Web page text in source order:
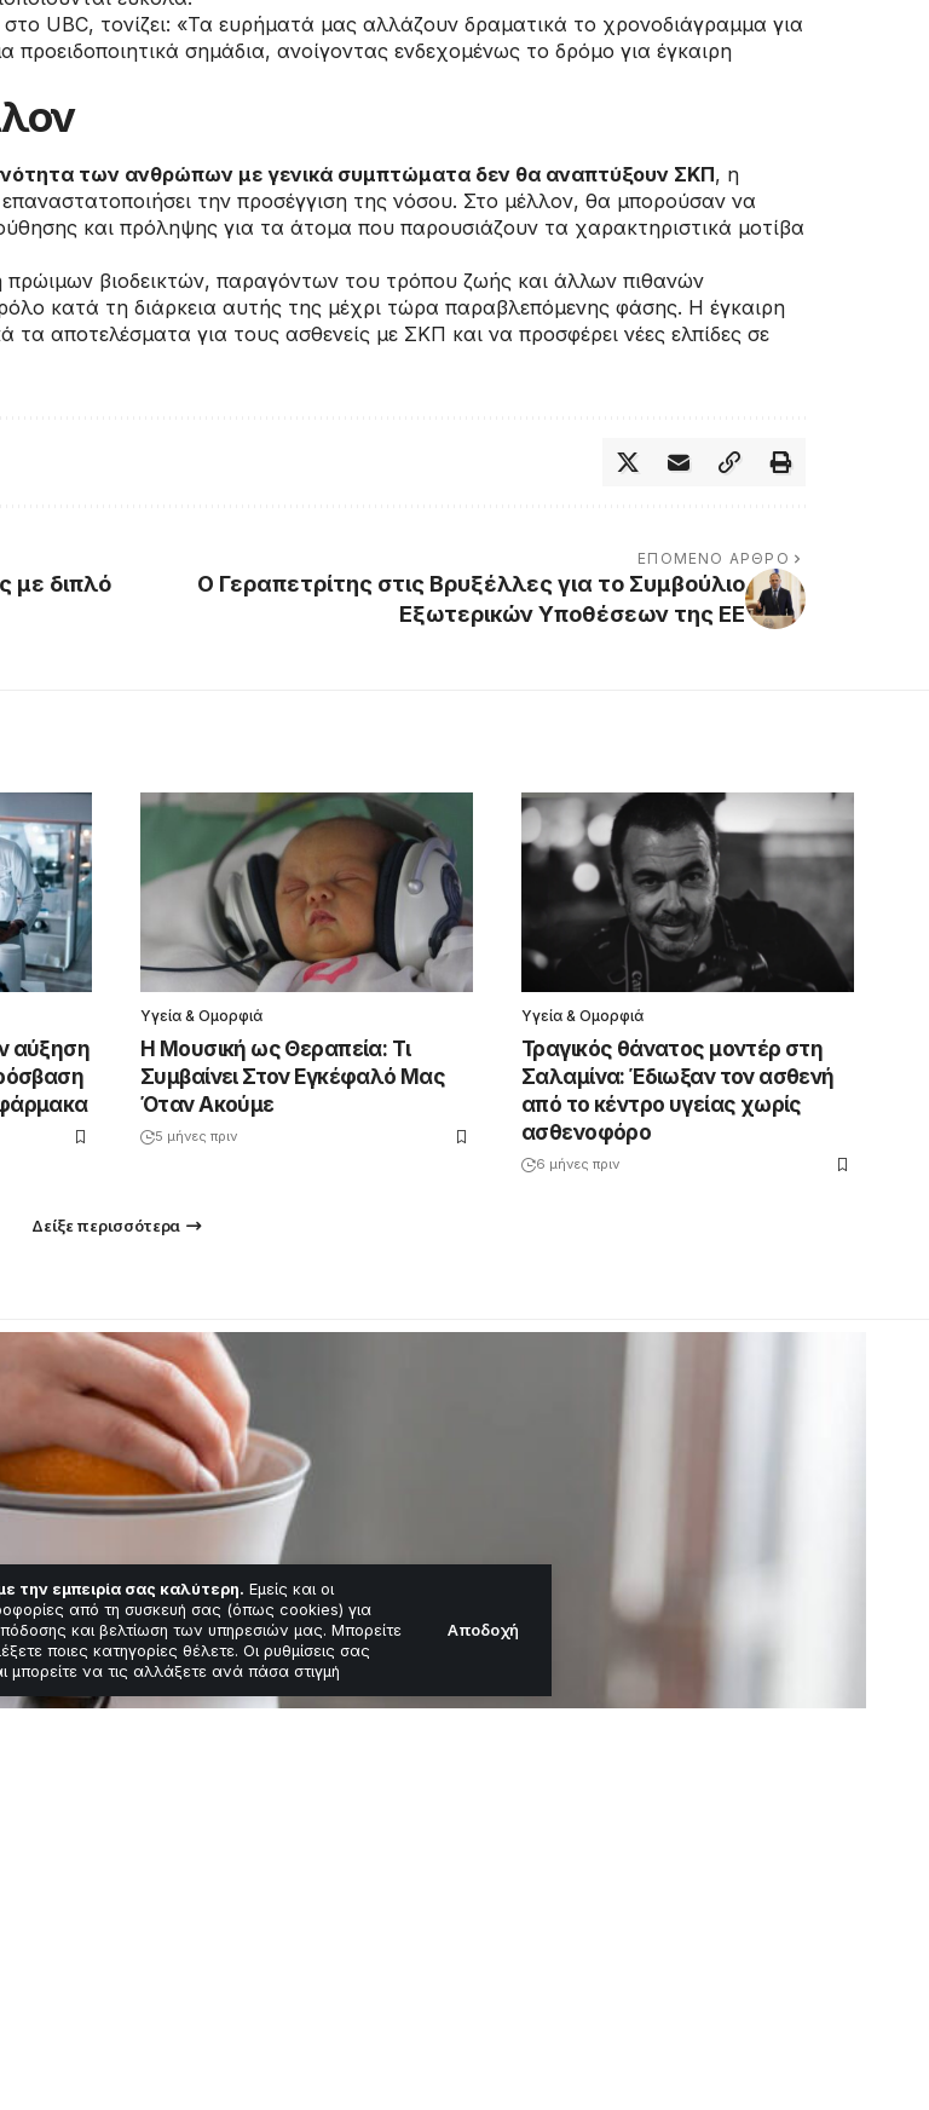
την εμπειρία σας καλύτερη. Εμείς και οι
από τη συσκευή σας (όπως cookies) για
και βελτίωση των υπηρεσιών μας. Μπορείτε
ποιες κατηγορίες θέλετε. Οι ρυθμίσεις σας
μπορείτε να τις αλλάξετε ανά πάσα στιγμή
Αποδοχή
UBC, τονίζει: «Τα ευρήματά μας αλλάζουν δραματικά το χρονοδιάγραμμα για
προειδοποιητικά σημάδια, ανοίγοντας ενδεχομένως το δρόμο για έγκαιρη
των ανθρώπων με γενικά συμπτώματα δεν θα αναπτύξουν ΣΚΠ, η
την προσέγγιση της νόσου. Στο μέλλον, θα μπορούσαν να
και πρόληψης για τα άτομα που παρουσιάζουν τα χαρακτηριστικά μοτίβα
πρώιμων βιοδεικτών, παραγόντων του τρόπου ζωής και άλλων πιθανών
κατά τη διάρκεια αυτής της μέχρι τώρα παραβλεπόμενης φάσης. Η έγκαιρη
αποτελέσματα για τους ασθενείς με ΣΚΠ και να προσφέρει νέες ελπίδες σε
με διπλό
ΕΠΌΜΕΝΟ ΆΡΘΡΟ
Ο Γεραπετρίτης στις Βρυξέλλες για το Συμβούλιο
Εξωτερικών Υποθέσεων της ΕΕ
αύξηση
Υγεία & Ομορφιά
Η Μουσική ως Θεραπεία: Τι
Συμβαίνει Στον Εγκέφαλό Μας
Όταν Ακούμε
5 μήνες πριν
Υγεία & Ομορφιά
Τραγικός θάνατος μοντέρ στη
Σαλαμίνα: Έδιωξαν τον ασθενή
από το κέντρο υγείας χωρίς
ασθενοφόρο
6 μήνες πριν
Δείξε περισσότερα